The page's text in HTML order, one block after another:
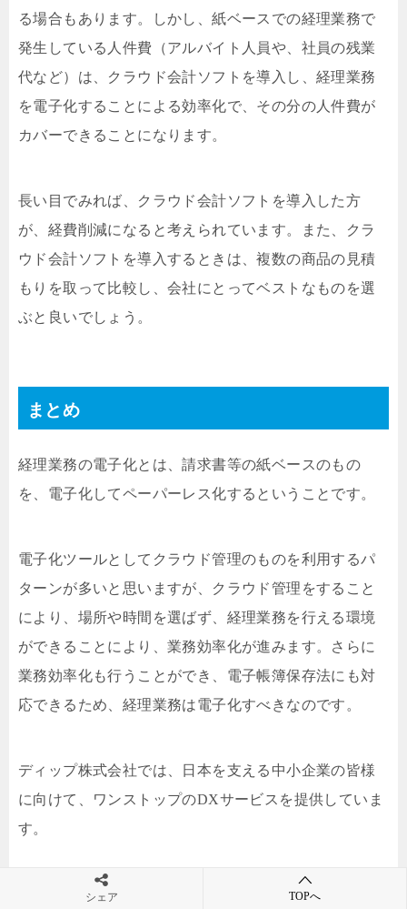
る場合もあります。しかし、紙ベースでの経理業務で
発生している人件費（アルバイト人員や、社員の残業
代など）は、クラウド会計ソフトを導入し、経理業務
を電子化することによる効率化で、その分の人件費が
カバーできることになります。
長い目でみれば、クラウド会計ソフトを導入した方
が、経費削減になると考えられています。また、クラ
ウド会計ソフトを導入するときは、複数の商品の見積
もりを取って比較し、会社にとってベストなものを選
ぶと良いでしょう。
まとめ
経理業務の電子化とは、請求書等の紙ベースのもの
を、電子化してペーパーレス化するということです。
電子化ツールとしてクラウド管理のものを利用するパ
ターンが多いと思いますが、クラウド管理をすること
により、場所や時間を選ばず、経理業務を行える環境
ができることにより、業務効率化が進みます。さらに
業務効率化も行うことができ、電子帳簿保存法にも対
応できるため、経理業務は電子化すべきなのです。
ディップ株式会社では、日本を支える中小企業の皆様
に向けて、ワンストップのDXサービスを提供していま
す。
DXの実践においては、人材確保や教育の壁、DXを前
シェア TOPへ